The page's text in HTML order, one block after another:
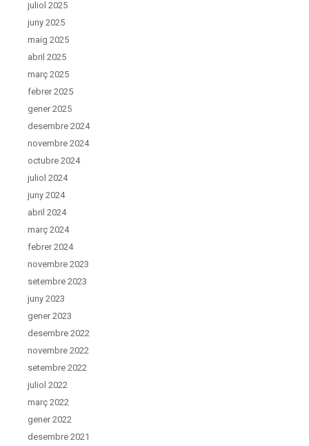
juliol 2025
juny 2025
maig 2025
abril 2025
març 2025
febrer 2025
gener 2025
desembre 2024
novembre 2024
octubre 2024
juliol 2024
juny 2024
abril 2024
març 2024
febrer 2024
novembre 2023
setembre 2023
juny 2023
gener 2023
desembre 2022
novembre 2022
setembre 2022
juliol 2022
març 2022
gener 2022
desembre 2021